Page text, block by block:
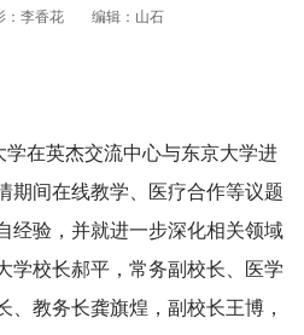
：李香花 编辑：山石
在英杰交流中心与东京大学进
期间在线教学、医疗合作等议题
经验，并就进一步深化相关领域
学校长郝平，常务副校长、医学
、教务长龚旗煌，副校长王博，